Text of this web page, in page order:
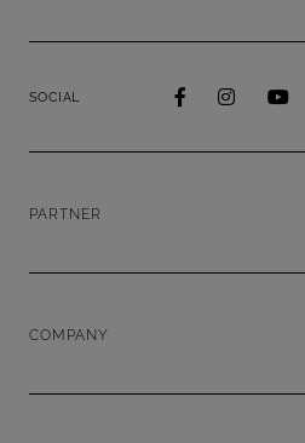
SOCIAL
PARTNER
COMPANY